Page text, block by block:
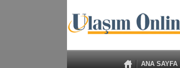
ANA SAYFA